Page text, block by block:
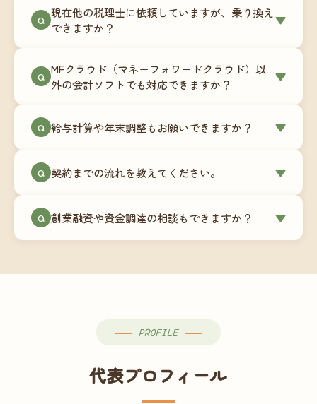
リプション型の料金体系を実現しています。年間
コストが事前にわかるので、資金繰りの見通しも
は営利法人とは会計基準や監査要件が異なるた
め、別途お見積りとなります。まずはお気軽にご
Q 現在他の税理士に依頼していますが、乗り換え
できますか？
▼
ます。前任の税理士事務所との連携や、過去の帳
簿データの移行もお手伝いします。決算期のタイ
での変更も対応可能です。
Q MFクラウド（マネーフォワードクラウド）以
外の会計ソフトでも対応できますか？
▼
供しています。これから会計ソフトを導入される
します。freee・弥生会計等をご利用中の場合は、
Q 給与計算や年末調整もお願いできますか？ ▼
怠集計あり／5名まで）は月額15,000円〜、年末調
す。人数が増える場合は別途お見積りします。
Q 契約までの流れを教えてください。 ▼
（30〜60分）でご事業内容・ご要望のヒアリング
→ ③お見積り・ご契約 → ④MFクラウドの初期設
談から契約まで費用は発生しませんので、お気軽
Q 創業融資や資金調達の相談もできますか？ ▼
PROFILE
代表プロフィール